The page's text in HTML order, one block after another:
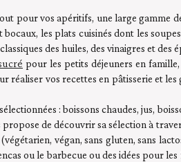
Fruits secs salés - graines salés
Olives
Tapas - mezzé - antipasti
- RIZ - CÉRÉALES - LÉGUMES
Blé - couscous
pour vos apéritifs, une large gamme
les plats cuisinés dont les
des huiles, des vinaigres et des
pour les petits déjeuners en
vos recettes en pâtisserie et les
sélectionnées : boissons chaudes, jus,
de découvrir sa sélection à
(végétarien, végan, sans gluten, sans
ou le barbecue ou des idées pour les